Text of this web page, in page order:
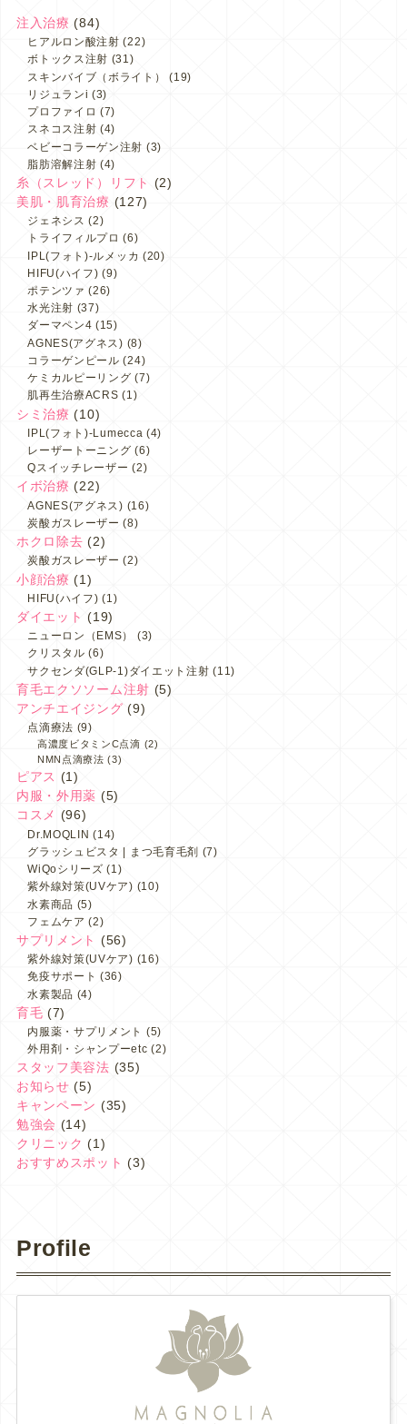
注入治療 (84)
ヒアルロン酸注射 (22)
ボトックス注射 (31)
スキンバイブ（ボライト）
(19)
リジュランi (3)
プロファイロ (7)
スネコス注射 (4)
ベビーコラーゲン注射 (3)
脂肪溶解注射 (4)
糸（スレッド）リフト
(2)
美肌・肌育治療 (127)
ジェネシス (2)
トライフィルプロ (6)
IPL(フォト)-ルメッカ (20)
HIFU(ハイフ) (9)
ポテンツァ (26)
水光注射 (37)
ダーマペン4 (15)
AGNES(アグネス) (8)
コラーゲンピール (24)
ケミカルピーリング (7)
肌再生治療ACRS (1)
シミ治療 (10)
IPL(フォト)-Lumecca (4)
レーザートーニング (6)
Qスイッチレーザー (2)
イボ治療 (22)
AGNES(アグネス) (16)
炭酸ガスレーザー (8)
ホクロ除去 (2)
炭酸ガスレーザー (2)
小顔治療 (1)
HIFU(ハイフ) (1)
ダイエット (19)
ニューロン（EMS）
(3)
クリスタル (6)
サクセンダ(GLP-1)ダイエット注射 (11)
育毛エクソソーム注射 (5)
アンチエイジング (9)
点滴療法 (9)
高濃度ビタミンC点滴 (2)
NMN点滴療法 (3)
ピアス (1)
内服・外用薬 (5)
コスメ
(96)
Dr.MOQLIN (14)
グラッシュビスタ | まつ毛育毛剤 (7)
WiQoシリーズ (1)
紫外線対策(UVケア) (10)
水素商品 (5)
フェムケア (2)
サプリメント (56)
紫外線対策(UVケア) (16)
免疫サポート (36)
水素製品 (4)
育毛 (7)
内服薬・サプリメント (5)
外用剤・シャンプーetc (2)
スタッフ美容法 (35)
お知らせ (5)
キャンペーン (35)
勉強会 (14)
クリニック (1)
おすすめスポット (3)
Profile